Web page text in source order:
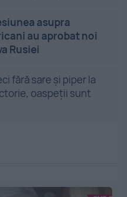
asupra
au aprobat noi
Rusiei
fără sare și piper la
oaspeții sunt